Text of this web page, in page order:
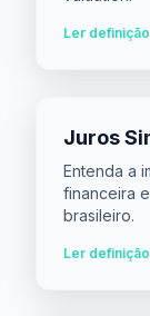
Ler
Juros
Entenda a
financeira
brasileiro.
Ler